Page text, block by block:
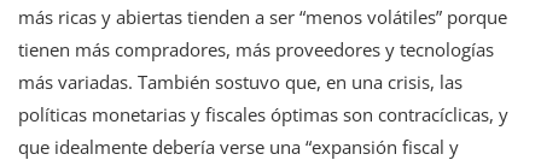
más ricas y abiertas tienden a ser “menos volátiles” porque
tienen más compradores, más proveedores y tecnologías
más variadas. También sostuvo que, en una crisis, las
políticas monetarias y fiscales óptimas son contracíclicas, y
que idealmente debería verse una “expansión fiscal y